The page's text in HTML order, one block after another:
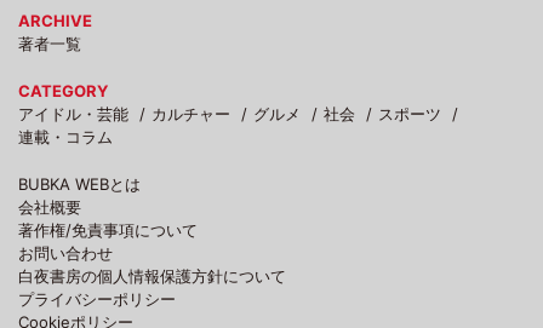
ARCHIVE
著者一覧
CATEGORY
アイドル・芸能
カルチャー グルメ 社会
スポーツ
連載・コラム
BUBKA WEBとは
会社概要
著作権/免責事項について
お問い合わせ
白夜書房の個人情報保護方針について
プライバシーポリシー
Cookieポリシー